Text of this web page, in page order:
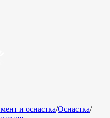
и оснастка/Оснастка/